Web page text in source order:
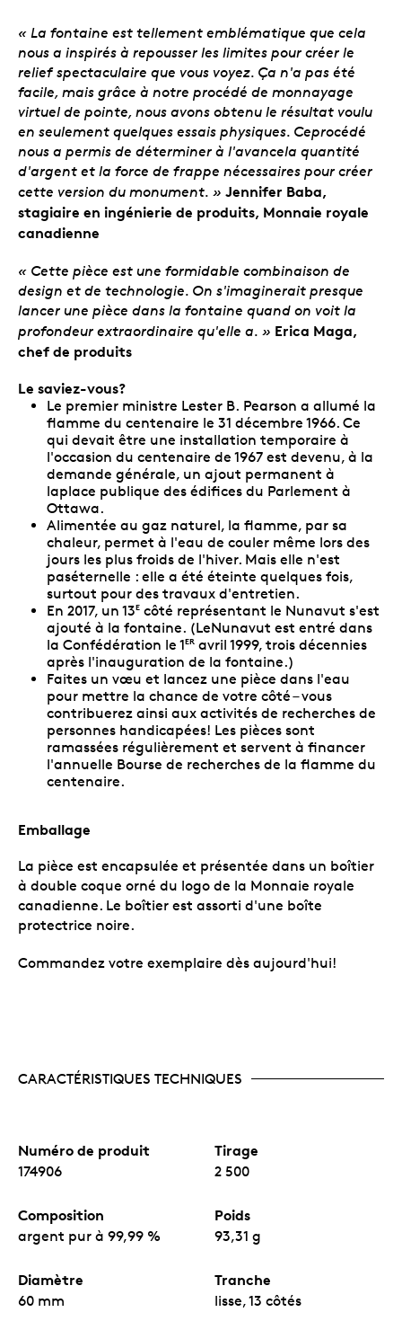
« La fontaine est tellement emblématique que cela
nous a inspirés à repousser les limites pour créer le
relief spectaculaire que vous voyez. Ça n'a pas été
facile, mais grâce à notre procédé de monnayage
virtuel de pointe, nous avons obtenu le résultat voulu
en seulement quelques essais physiques. Ceprocédé
nous a permis de déterminer à l'avancela quantité
d'argent et la force de frappe nécessaires pour créer
cette version du monument. » Jennifer Baba,
stagiaire en ingénierie de produits, Monnaie royale
canadienne
« Cette pièce est une formidable combinaison de
design et de technologie. On s'imaginerait presque
lancer une pièce dans la fontaine quand on voit la
profondeur extraordinaire qu'elle a. » Erica Maga,
chef de produits
Le saviez-vous?
Le premier ministre Lester B. Pearson a allumé la
flamme du centenaire le 31 décembre 1966. Ce
qui devait être une installation temporaire à
l'occasion du centenaire de 1967 est devenu, à la
demande générale, un ajout permanent à
laplace publique des édifices du Parlement à
Ottawa.
Alimentée au gaz naturel, la flamme, par sa
chaleur, permet à l'eau de couler même lors des
jours les plus froids de l'hiver. Mais elle n'est
paséternelle : elle a été éteinte quelques fois,
surtout pour des travaux d'entretien.
En 2017, un 13E côté représentant le Nunavut s'est
ajouté à la fontaine. (LeNunavut est entré dans
la Confédération le 1ER avril 1999, trois décennies
après l'inauguration de la fontaine.)
Faites un vœu et lancez une pièce dans l'eau
pour mettre la chance de votre côté – vous
contribuerez ainsi aux activités de recherches de
personnes handicapées! Les pièces sont
ramassées régulièrement et servent à financer
l'annuelle Bourse de recherches de la flamme du
centenaire.
Emballage
La pièce est encapsulée et présentée dans un boîtier
à double coque orné du logo de la Monnaie royale
canadienne. Le boîtier est assorti d'une boîte
protectrice noire.
Commandez votre exemplaire dès aujourd'hui!
CARACTÉRISTIQUES TECHNIQUES
Numéro de produit
174906
Tirage
2 500
Composition
argent pur à 99,99 %
Poids
93,31 g
Diamètre
60 mm
Tranche
lisse, 13 côtés